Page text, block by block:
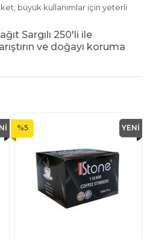
büyük kullanımlar için yeterli
Sargılı 250'li ile
ve doğayı koruma
%5 YENI